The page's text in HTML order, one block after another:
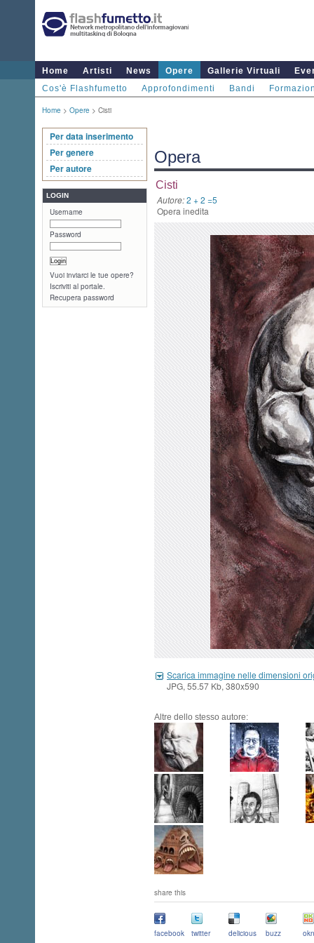
Home Artisti News Opere Gallerie Virtuali
Cos'è Flashfumetto
Approfondimenti Bandi
Home > Opere > Cisti
Per data inserimento
Per genere
Per autore
LOGIN
Username
Password
Vuoi inviarci le tue opere?
Iscriviti al portale.
Recupera password
Opera
Cisti
Autore:2 + 2 =5
Opera inedita
Scarica immagine nelle dimensioni
JPG, 55.57 Kb, 380x590
Altre dello stesso autore:
share this
facebook twitter delicious buzz